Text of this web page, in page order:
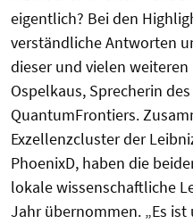
eigentlich? Bei den
verständliche Antworten
dieser und vielen weiteren
Ospelkaus, Sprecherin
QuantumFrontiers.
Exzellenzcluster der
PhoenixD, haben die
lokale wissenschaftliche
Jahr übernommen. „Es ist